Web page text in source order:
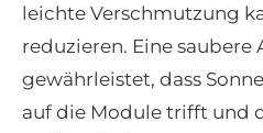
leichte Verschmutzung
reduzieren. Eine saubere
gewährleistet, dass
auf die Module trifft und